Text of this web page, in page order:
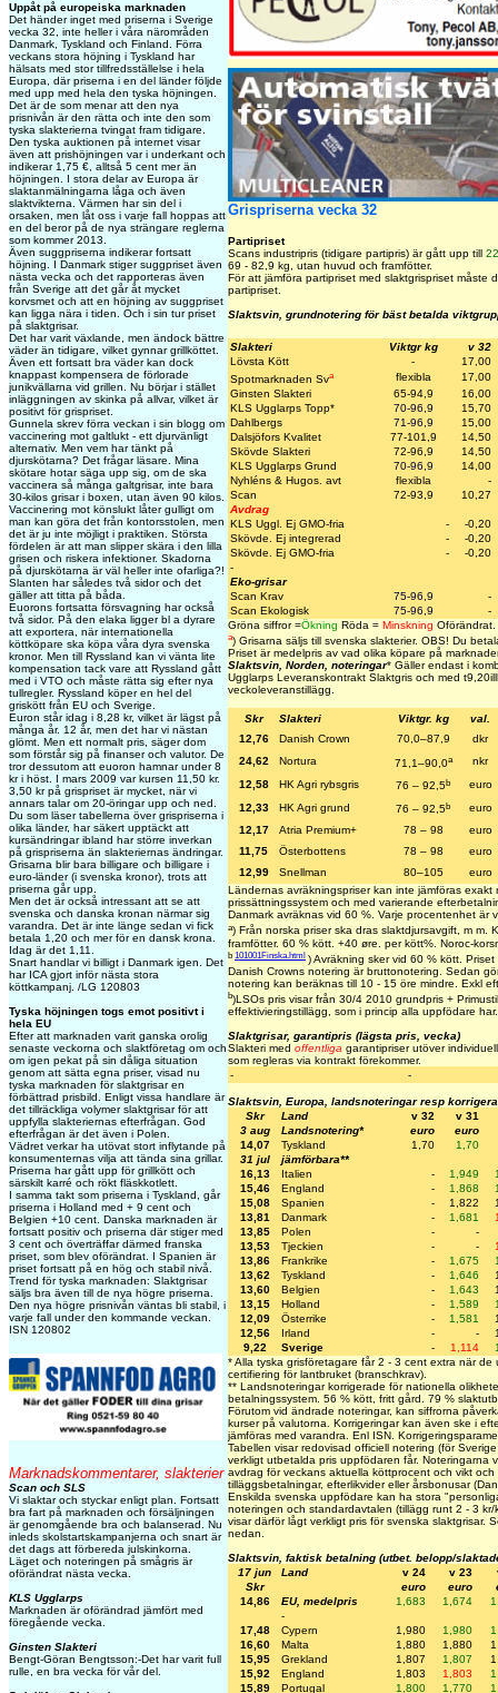
Uppåt på europeiska marknaden
Det händer inget med priserna i Sverige
vecka 32, inte heller i våra närområden
Danmark, Tyskland och Finland. Förra
veckans stora höjning i Tyskland har
hälsats med stor tillfredsställelse i hela
Europa, där priserna i en del länder följde
med upp med hela den tyska höjningen.
Det är de som menar att den nya
prisnivån är den rätta och inte den som
tyska slakterierna tvingat fram tidigare.
Den tyska auktionen på internet visar
även att prishöjningen var i underkant och
indikerar 1,75 €, alltså 5 cent mer än
höjningen. I stora delar av Europa är
slaktanmälningarna låga och även
slaktvikterna. Värmen har sin del i
orsaken, men låt oss i varje fall hoppas att
en del beror på de nya strängare reglerna
som kommer 2013.
Även suggpriserna indikerar fortsatt
höjning. I Danmark stiger suggpriset även
nästa vecka och det rapporteras även
från Sverige att det går åt mycket
korvsmet och att en höjning av suggpriset
kan ligga nära i tiden. Och i sin tur priset
på slaktgrisar.
Det har varit växlande, men ändock bättre
väder än tidigare, vilket gynnar grillköttet.
Även ett fortsatt bra väder kan dock
knappast kompensera de förlorade
junikvällarna vid grillen. Nu börjar i stället
inläggningen av skinka på allvar, vilket är
positivt för grispriset.
Gunnela skrev förra veckan i sin blogg om
vaccinering mot galtlukt - ett djurvänligt
alternativ. Men vem har tänkt på
djurskötarna? Det frågar läsare. Mina
skötare hotar säga upp sig, om de ska
vaccinera så många galtgrisar, inte bara
30-kilos grisar i boxen, utan även 90 kilos.
Vaccinering mot könslukt låter gulligt om
man kan göra det från kontorsstolen, men
det är ju inte möjligt i praktiken. Största
fördelen är att man slipper skära i den lilla
grisen och riskera infektioner. Skadorna
på djurskötarna är väl heller inte ofarliga?!
Slanten har således två sidor och det
gäller att titta på båda.
Euorons fortsatta försvagning har också
två sidor. På den elaka ligger bl a dyrare
att exportera, när internationella
köttköpare ska köpa våra dyra svenska
kronor. Men till Ryssland kan vi vänta lite
kompensation tack vare att Ryssland gått
med i VTO och måste rätta sig efter nya
tullregler. Ryssland köper en hel del
griskött från EU och Sverige.
Euron står idag i 8,28 kr, vilket är lägst på
många år. 12 år, men det har vi nästan
glömt. Men ett normalt pris, säger dom
som förstår sig på finanser och valutor. De
tror dessutom att euoron hamnar under 8
kr i höst. I mars 2009 var kursen 11,50 kr.
3,50 kr på grispriset är mycket, när vi
annars talar om 20-öringar upp och ned.
Du som läser tabellerna över grispriserna i
olika länder, har säkert upptäckt att
kursändringar ibland har större inverkan
på grispriserna än slakteriernas ändringar.
Grisarna blir bara billigare och billigare i
euro-länder (i svenska kronor), trots att
priserna går upp.
Men det är också intressant att se att
svenska och danska kronan närmar sig
varandra. Det är inte länge sedan vi fick
betala 1,20 och mer för en dansk krona.
Idag är det 1,11.
Snart handlar vi billigt i Danmark igen. Det
har ICA gjort inför nästa stora
köttkampanj. /LG 120803
Tyska höjningen togs emot positivt i
hela EU
Efter att marknaden varit ganska orolig
senaste veckorna och slaktföretag om och
om igen pekat på sin dåliga situation
genom att sätta egna priser, visad nu
tyska marknaden för slaktgrisar en
förbättrad prisbild. Enligt vissa handlare är
det tillräckliga volymer slaktgrisar för att
uppfylla slakteriernas efterfrågan. God
efterfrågan är det även i Polen.
Vädret verkar ha utövat stort inflytande på
konsumenternas vilja att tända sina grillar.
Priserna har gått upp för grillkött och
särskilt karré och rökt fläskkotlett.
I samma takt som priserna i Tyskland, går
priserna i Holland med + 9 cent och
Belgien +10 cent. Danska marknaden är
fortsatt positiv och priserna där stiger med
3 cent och överträffar därmed franska
priset, som blev oförändrat. I Spanien är
priset fortsatt på en hög och stabil nivå.
Trend för tyska marknaden: Slaktgrisar
säljs bra även till de nya högre priserna.
Den nya högre prisnivån väntas bli stabil, i
varje fall under den kommande veckan.
ISN 120802
Marknadskommentarer, slakterier
Scan och SLS
Vi slaktar och styckar enligt plan. Fortsatt
bra fart på marknaden och försäljningen
är genomgående bra och balanserad. Nu
inleds skolstartskampanjerna och snart är
det dags att förbereda julskinkorna.
Läget och noteringen på smågris är
oförändrat nästa vecka.
KLS Ugglarps
Marknaden är oförändrad jämfört med
föregående vecka.
Ginsten Slakteri
Bengt-Göran Bengtsson:-Det har varit full
rulle, en bra vecka för vår del.
Grispriserna vecka 32
Partipriset
Scans industripris (tidigare partipris) är gått upp till
69 - 82,9 kg, utan huvud och framfötter.
För att jämföra partipriset med slaktgrispriset måste
partipriset.
Slaktsvin, grundnotering för bäst betalda
Slakteri Viktgr kg
v 32
Lövsta Kött
-
17,00
Spotmarknaden Sva flexibla
17,00
Ginsten Slakteri
65-94,9
16,00
KLS Ugglarps Topp* 70-96,9
15,70
Dahlbergs
71-96,9
15,00
Dalsjöfors Kvalitet
77-101,9
14,50
Skövde Slakteri
72-96,9
14,50
KLS Ugglarps Grund
70-96,9
14,00
Nyhléns & Hugos. avt
flexibla
-
Scan
72-93,9
10,27
Avdrag
KLS Uggl. Ej GMO-fria
-
-0,20
Skövde. Ej integrerad
-
-0,20
Skövde. Ej GMO-fria
-
-0,20
-
Eko-grisar
Scan Krav
75-96,9
-
Scan Ekologisk
75-96,9
-
Gröna siffror =Ökning Röda = Minskning Oförändrat.
a) Grisarna säljs till svenska slakterier. OBS! Du
Priset är medelpris av vad olika köpare på
Slaktsvin, Norden, noteringar* Gäller endast i
Ugglarps Leveranskontrakt Slaktgris och med t9,20
veckoleveranstillägg.
Skr Slakteri Viktgr. kg
val.
12,76
Danish Crown 70,0–87,9
dkr
24,62
Nortura 71,1–90,0a
nkr
12,58
HK Agri rybsgris 76 – 92,5b
euro
12,33
HK Agri grund 76 – 92,5b
euro
12,17
Atria Premium+ 78 – 98
euro
11,75
Österbottens 78 – 98
euro
12,99
Snellman 80–105
euro
Ländernas avräkningspriser kan inte jämföras exakt
prissättningssystem och med varierande
Danmark avräknas vid 60 %. Varje procentenhet är
a) Från norska priser ska dras slaktdjursavgift, m m.
framfötter. 60 % kött. +40 øre. per kött%. Noroc-
b 101001Finska.html ) Avräkning sker vid 60 % kött.
Danish Crowns notering är bruttonotering. Sedan
notering kan beräknas till 10 - 15 öre mindre. Exkl
b)LSOs pris visar från 30/4 2010 grundpris +
effektivieringstillägg, som i princip alla uppfödare har.
Slaktgrisar, garantipris (lägsta pris, vecka)
Slakteri med offentliga garantipriser utöver
som regleras via kontrakt förekommer.
-
-
Slaktsvin, Europa, landsnoteringar resp
Skr
Land v 32
v 31
3 aug
Landsnotering* euro
euro
14,07
Tyskland 1,70
1,70
31 jul
jämförbara**
16,13
Italien - 1,949
15,46
England - 1,868
15,08
Spanien - 1,822
13,81
Danmark - 1,681
13,85
Polen -
-
13,53
Tjeckien - -
13,86
Frankrike - 1,675
13,62
Tyskland - 1,646
13,60
Belgien - 1,643
13,15
Holland - 1,589
12,09
Österrike - 1,581
12,56
Irland - -
9,22
Sverige - 1,114
* Alla tyska grisföretagare får 2 - 3 cent extra när de
certifiering för lantbruket (branschkrav).
** Landsnoteringar korrigerade för nationella
betalningssystem. 56 % kött, fritt gård. 79 %
Förutom vid ändrade noteringar, kan siffrorna
kurser på valutorna. Korrigeringar kan även ske i
jämföras med varandra. Enl ISN.
Tabellen visar redovisad officiell notering (för
verkligt utbetalda pris uppfödaren får. Noteringarna
avdrag för veckans aktuella köttprocent och vikt och
tilläggsbetalningar, efterlikvider eller årsbonusar
Enskilda svenska uppfödare kan ha stora
noteringen och standardavtalen (tillägg runt 2 - 3 kr/
visar därför lågt verkligt pris för svenska slaktgrisar.
nedan.
Slaktsvin, faktisk betalning (utbet. belopp/
17 jun
Land v 24 v 23
Skr
euro euro
14,86
EU, medelpris 1,683 1,674
-
17,48
Cypern 1,980 1,980
16,60
Malta 1,880 1,880
15,95
Grekland 1,807 1,807
15,92
England 1,803 1,803
15,89
Portugal 1,800 1,770